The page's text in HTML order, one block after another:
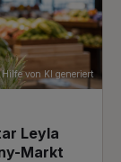
von KI generiert
Leyla
Markt